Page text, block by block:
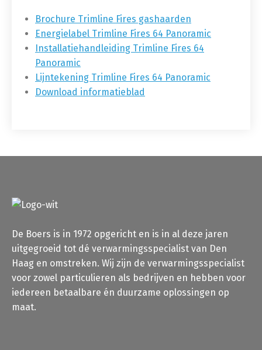
Brochure Trimline Fires gashaarden
Energielabel Trimline Fires 64 Panoramic
Installatiehandleiding Trimline Fires 64
Panoramic
Lijntekening Trimline Fires 64 Panoramic
Download informatieblad
De Boers is in 1972 opgericht en is in al deze jaren
uitgegroeid tot dé verwarmingsspecialist van Den
Haag en omstreken. Wij zijn de verwarmingsspecialist
voor zowel particulieren als bedrijven en hebben voor
iedereen betaalbare én duurzame oplossingen op
maat.